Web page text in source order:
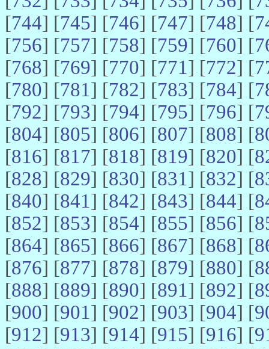
[744] [745] [746] [747] [748] [
[756] [757] [758] [759] [760] [
[768] [769] [770] [771] [772] [
[780] [781] [782] [783] [784] [
[792] [793] [794] [795] [796] [
[804] [805] [806] [807] [808] [
[816] [817] [818] [819] [820] [
[828] [829] [830] [831] [832] [
[840] [841] [842] [843] [844] [
[852] [853] [854] [855] [856] [
[864] [865] [866] [867] [868] [
[876] [877] [878] [879] [880] [
[888] [889] [890] [891] [892] [
[900] [901] [902] [903] [904] [
[912] [913] [914] [915] [916] [